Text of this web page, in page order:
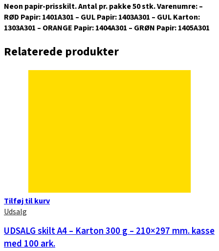
Neon papir-prisskilt. Antal pr. pakke 50 stk. Varenumre: –
RØD Papir: 1401A301 – GUL Papir: 1403A301 – GUL Karton:
1303A301 – ORANGE Papir: 1404A301 – GRØN Papir: 1405A301
Relaterede produkter
Tilføj til kurv
Udsalg
UDSALG skilt A4 – Karton 300 g – 210×297 mm. kasse
med 100 ark.